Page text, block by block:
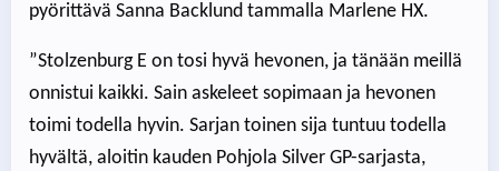
pyörittävä Sanna Backlund tammalla Marlene HX.
”Stolzenburg E on tosi hyvä hevonen, ja tänään meillä
onnistui kaikki. Sain askeleet sopimaan ja hevonen
toimi todella hyvin. Sarjan toinen sija tuntuu todella
hyvältä, aloitin kauden Pohjola Silver GP-sarjasta,